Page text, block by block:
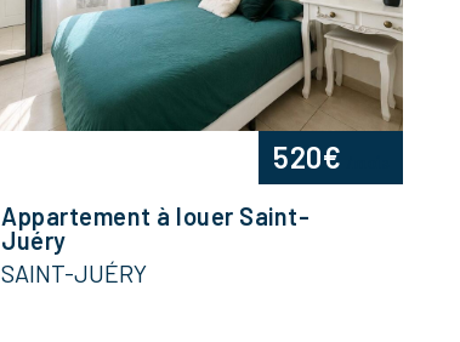
Appartement à louer Saint-
Juéry
SAINT-JUÉRY
520€